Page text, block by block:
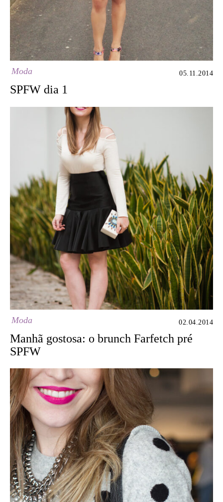
Moda 05.11.2014
SPFW dia 1
Moda 02.04.2014
Manhã gostosa: o brunch Farfetch pré
SPFW